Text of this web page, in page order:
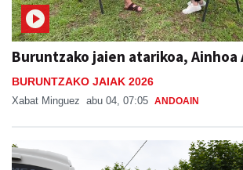
Buruntzako jaien atarikoa,
BURUNTZAKO JAIAK 2026
Xabat Minguez abu 04, 07:05 ANDOAIN